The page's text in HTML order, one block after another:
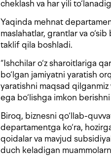
cheklash va har yili
Yaqinda mehnat
maslahatlar, grantlar va
taklif qila boshladi.
“Ishchilar o‘z sharoitlariga
bo‘lgan jamiyatni yaratish
yaratishni maqsad
ega bo‘lishga imkon
Biroq, biznesni qo‘llab-
departamentga ko‘ra,
qoidalar va mavjud
duch keladigan